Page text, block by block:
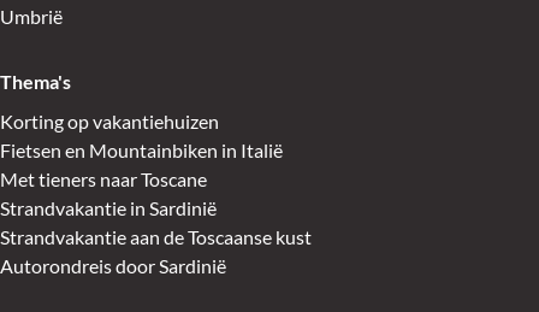
Umbrië
Thema's
Korting op vakantiehuizen
Fietsen en Mountainbiken in Italië
Met tieners naar Toscane
Strandvakantie in Sardinië
Strandvakantie aan de Toscaanse kust
Autorondreis door Sardinië